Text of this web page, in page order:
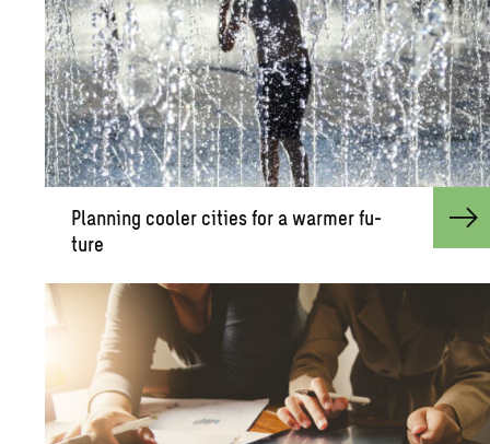
Plan­ning cooler cities for a warmer fu­
ture